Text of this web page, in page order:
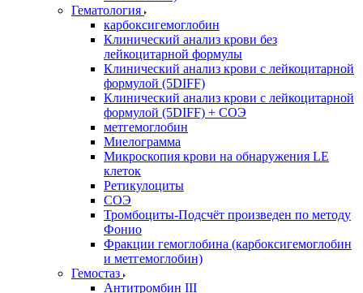
Гематология
карбоксигемоглобин
Клинический анализ крови без
лейкоцитарной формулы
Клинический анализ крови с лейкоцитарной
формулой (5DIFF)
Клинический анализ крови с лейкоцитарной
формулой (5DIFF) + СОЭ
метгемоглобин
Миелограмма
Микроскопия крови на обнаружения LE
клеток
Ретикулоциты
СОЭ
Тромбоциты-Подсчёт произведен по методу
Фонио
Фракции гемоглобина (карбоксигемоглобин
и метгемоглобин)
Гемостаз
Антитромбин III